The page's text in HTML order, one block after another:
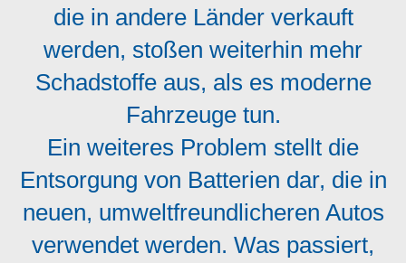
die in andere Länder verkauft
werden, stoßen weiterhin mehr
Schadstoffe aus, als es moderne
Fahrzeuge tun.
Ein weiteres Problem stellt die
Entsorgung von Batterien dar, die in
neuen, umweltfreundlicheren Autos
verwendet werden. Was passiert,